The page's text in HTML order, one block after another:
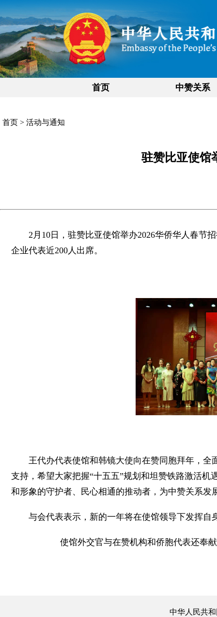
首页 中赞关系
首页 > 活动与通知
驻赞比亚使馆
2月10日，驻赞比亚使馆举办2026华侨华人春节
企业代表近200人出席。
王代办代表使馆和韩镜大使向在赞同胞拜年，
支持，希望大家把握“十五五”规划和坦赞铁路激活
和形象的守护者、民心相通的推动者，为中赞关系发
与会代表表示，新的一年将在使馆领导下发挥
使馆外交官与在赞机构和侨胞代表还奉献
中华人民共